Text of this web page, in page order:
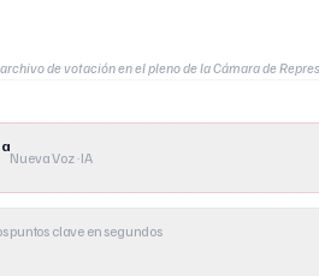
de votación en el pleno de la Cámara de
Nueva Voz · IA
puntos clave en segundos